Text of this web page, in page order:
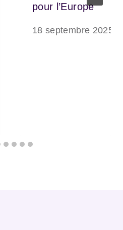
pour l’Europe
18 septembre 2025